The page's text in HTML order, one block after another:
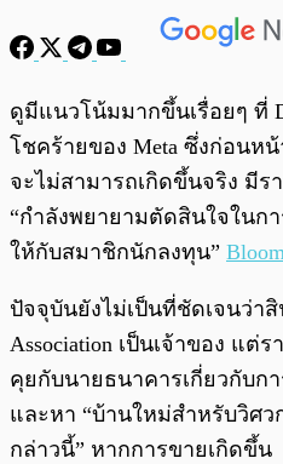
พร้อมเล่น
ดูมีแนวโน้มมากขึ้นเรื่อยๆ ที่
โชคร้ายของ Meta ซึ่งก่อนห
จะไม่สามารถเกิดขึ้นจริง มีรา
“กำลังพยายามตัดสินใจในก
ให้กับสมาชิกนักลงทุน”
ปัจจุบันยังไม่เป็นที่ชัดเจนว่า
Association เป็นเจ้าของ แต่
คุยกับนายธนาคารเกี่ยวกับ
และหา “บ้านใหม่สำหรับวิศ
กล่าวนี้” หากการขายเกิดขึ้น